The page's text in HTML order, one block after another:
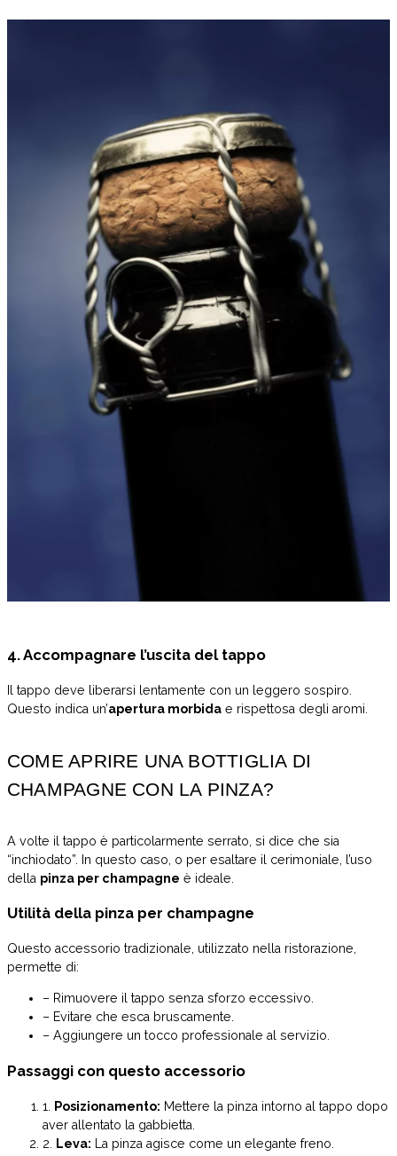
4. Accompagnare l’uscita del tappo
Il tappo deve liberarsi lentamente con un leggero sospiro.
Questo indica un’apertura morbida e rispettosa degli aromi.
COME APRIRE UNA BOTTIGLIA DI
CHAMPAGNE CON LA PINZA?
A volte il tappo è particolarmente serrato, si dice che sia
“inchiodato”. In questo caso, o per esaltare il cerimoniale, l’uso
della pinza per champagne è ideale.
Utilità della pinza per champagne
Questo accessorio tradizionale, utilizzato nella ristorazione,
permette di:
– Rimuovere il tappo senza sforzo eccessivo.
– Evitare che esca bruscamente.
– Aggiungere un tocco professionale al servizio.
Passaggi con questo accessorio
1. Posizionamento: Mettere la pinza intorno al tappo dopo
aver allentato la gabbietta.
2.
Leva: La pinza agisce come un elegante freno.